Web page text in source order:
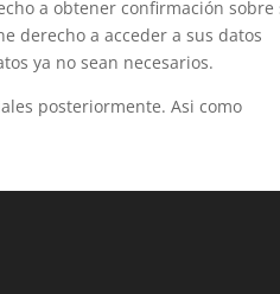
a obtener confirmación sobre
derecho a acceder a sus datos
ya no sean necesarios.
posteriormente. Asi como